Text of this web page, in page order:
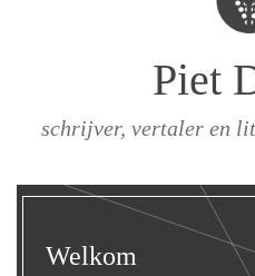
Piet
schrijver, vertaler en
Welkom